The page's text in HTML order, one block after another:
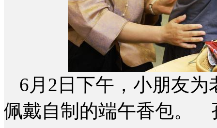
6月2日下午，小朋友为
佩戴自制的端午香包。